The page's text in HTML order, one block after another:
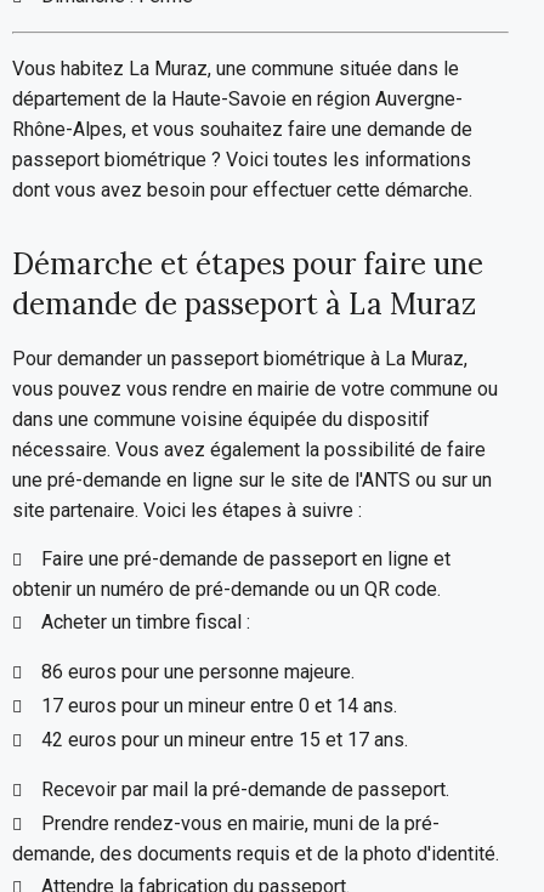
Vous habitez La Muraz, une commune située dans le
département de la Haute-Savoie en région Auvergne-
Rhône-Alpes, et vous souhaitez faire une demande de
passeport biométrique ? Voici toutes les informations
dont vous avez besoin pour effectuer cette démarche.
Démarche et étapes pour faire une
demande de passeport à La Muraz
Pour demander un passeport biométrique à La Muraz,
vous pouvez vous rendre en mairie de votre commune ou
dans une commune voisine équipée du dispositif
nécessaire. Vous avez également la possibilité de faire
une pré-demande en ligne sur le site de l'ANTS ou sur un
site partenaire. Voici les étapes à suivre :
Faire une pré-demande de passeport en ligne et
obtenir un numéro de pré-demande ou un QR code.
Acheter un timbre fiscal :
86 euros pour une personne majeure.
17 euros pour un mineur entre 0 et 14 ans.
42 euros pour un mineur entre 15 et 17 ans.
Recevoir par mail la pré-demande de passeport.
Prendre rendez-vous en mairie, muni de la pré-
demande, des documents requis et de la photo d'identité.
Attendre la fabrication du passeport.